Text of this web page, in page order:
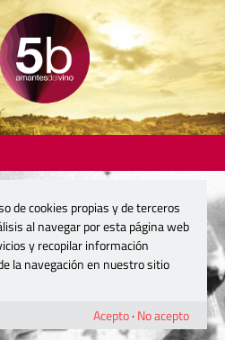
de cookies propias y de terceros
al navegar por esta página web
y recopilar información
la navegación en nuestro sitio
Acepto· No acepto